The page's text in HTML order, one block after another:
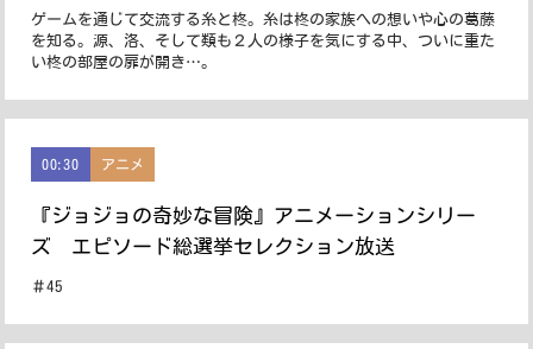
ゲームを通じて交流する糸と柊。糸は柊の家族への想いや心の葛藤
を知る。源、洛、そして類も２人の様子を気にする中、ついに重た
い柊の部屋の扉が開き…。
00:30 アニメ
『ジョジョの奇妙な冒険』アニメーションシリー
ズ エピソード総選挙セレクション放送
＃45